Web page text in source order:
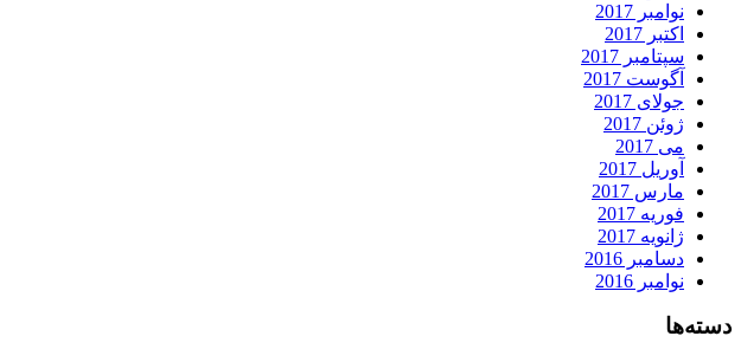
نوامبر 2017
اکتبر 2017
سپتامبر 2017
آگوست 2017
جولای 2017
ژوئن 2017
می 2017
آوریل 2017
مارس 2017
فوریه 2017
ژانویه 2017
دسامبر 2016
نوامبر 2016
دسته‌ها